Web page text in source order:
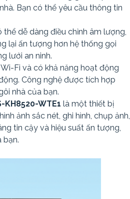
Bạn có thể yêu cầu thông tin
dễ dàng điều chỉnh âm lượng,
lại ấn tượng hơn hệ thống gọi
lưới an ninh.
Fi và có khả năng hoạt động
Công nghệ được tích hợp
nhà của bạn.
KH8520-WTE1 là một thiết bị
ảnh sắc nét, ghi hình, chụp ảnh,
tin cậy và hiệu suất ấn tượng,
bạn.